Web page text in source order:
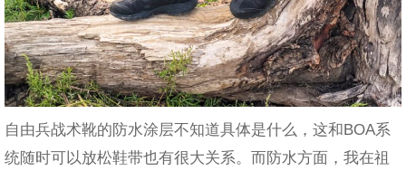
自由兵战术靴的防水涂层不知道具体是什么，这和BOA系
统随时可以放松鞋带也有很大关系。而防水方面，我在祖